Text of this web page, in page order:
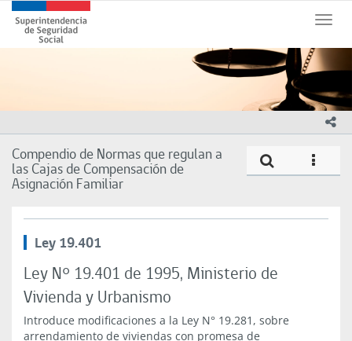
principalSuperintendencia
de
Seguridad
Gobierno
Compendio de Normas que regulan a
las Cajas de Compensación de
Asignación Familiar
icono
Ley 19.401
Ley N° 19.401 de 1995, Ministerio de
Vivienda y Urbanismo
Introduce modificaciones a la Ley N° 19.281, sobre
arrendamiento de viviendas con promesa de